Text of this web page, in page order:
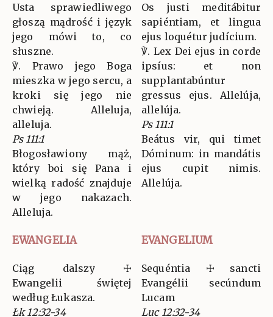
Usta sprawiedliwego
głoszą mądrość i język
jego mówi to, co
słuszne.
℣. Prawo jego Boga
mieszka w jego sercu, a
kroki się jego nie
chwieją. Alleluja,
alleluja.
Ps 111:1
Błogosławiony mąż,
który boi się Pana i
wielką radość znajduje
w jego nakazach.
Alleluja.
Os justi meditábitur
sapiéntiam, et lingua
ejus loquétur judícium.
℣. Lex Dei ejus in corde
ipsíus: et non
supplantabúntur
gressus ejus. Allelúja,
allelúja.
Ps 111:1
Beátus vir, qui timet
Dóminum: in mandátis
ejus cupit nimis.
Allelúja.
EWANGELIA EVANGELIUM
Ciąg dalszy ☩
Ewangelii świętej
według Łukasza.
Łk 12:32-34
Sequéntia ☩ sancti
Evangélii secúndum
Lucam
Luc 12:32-34